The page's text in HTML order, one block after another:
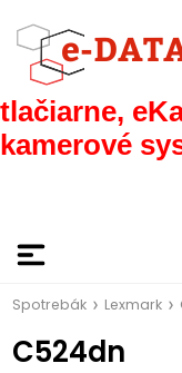
tlačiarne,
kamerové
Spotrebák Lexmark
C524dn